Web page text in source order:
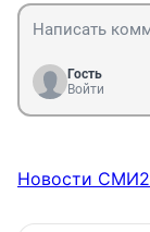
Гость
Войти
Новости СМИ2